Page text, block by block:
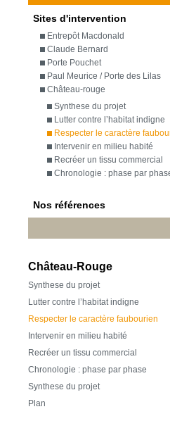
Sites d'intervention
Entrepôt Macdonald
Claude Bernard
Porte Pouchet
Paul Meurice / Porte des Lilas
Château-rouge
Synthese du projet
Lutter contre l’habitat indigne
Respecter le caractère
Intervenir en milieu habité
Recréer un tissu commercial
Chronologie : phase par
Nos références
Château-Rouge
Synthese du projet
Lutter contre l’habitat indigne
Respecter le caractère faubourien
Intervenir en milieu habité
Recréer un tissu commercial
Chronologie : phase par phase
Synthese du projet
Plan